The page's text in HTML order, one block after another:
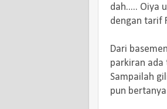
dah..... Oiya
dengan tarif
Dari
parkiran ada
Sampailah
pun